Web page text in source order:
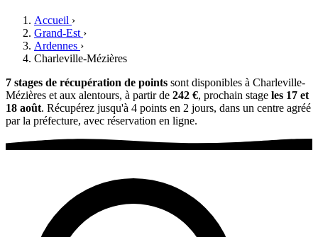
Accueil ›
Grand-Est ›
Ardennes ›
Charleville-Mézières
7 stages de récupération de points sont disponibles à Charleville-
Mézières et aux alentours, à partir de 242 €, prochain stage les 17 et
18 août. Récupérez jusqu'à 4 points en 2 jours, dans un centre agréé
par la préfecture, avec réservation en ligne.